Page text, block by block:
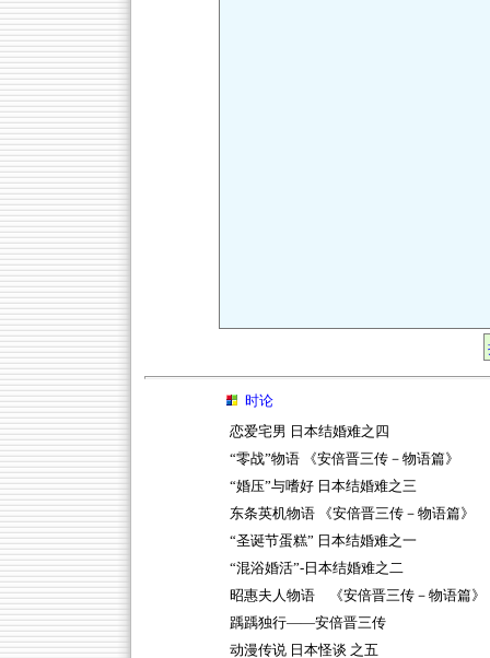
时论
恋爱宅男 日本结婚难之四
“零战”物语 《安倍晋三传－物语篇》
“婚压”与嗜好 日本结婚难之三
东条英机物语 《安倍晋三传－物语篇》
“圣诞节蛋糕” 日本结婚难之一
“混浴婚活”-日本结婚难之二
昭惠夫人物语 《安倍晋三传－物语篇》
踽踽独行——安倍晋三传
动漫传说 日本怪谈 之五